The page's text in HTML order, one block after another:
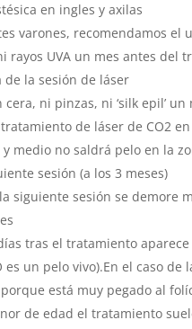
en ingles y axilas
varones, recomendamos el
rayos UVA un mes antes del
la sesión de láser
cera, ni pinzas, ni ‘silk epil’
de láser de CO2
y medio no saldrá pelo en la
sesión (a los 3 meses)
siguiente sesión se demore
tras el tratamiento
es un pelo vivo).En el caso
está muy pegado al
de edad el tratamiento